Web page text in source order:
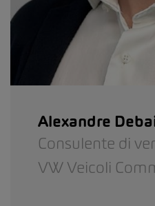
Alexandre
Consulente di
VW Veicoli